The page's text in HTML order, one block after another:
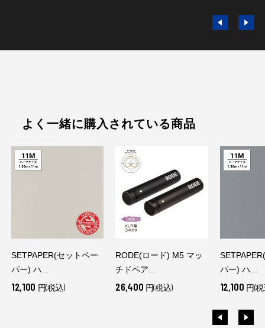
よく一緒に購入されている商品
SETPAPER(セットペー
パー) ハ...
12,100 円(税込)
RODE(ロード) M5 マッ
チドペア...
26,400 円(税込)
パー) ハ...
12,100 円(